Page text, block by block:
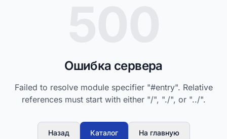
Ошибка сервера
Failed to resolve module specifier "#entry". Relative
references must start with either "/", "./", or "../".
Назад Каталог На главную